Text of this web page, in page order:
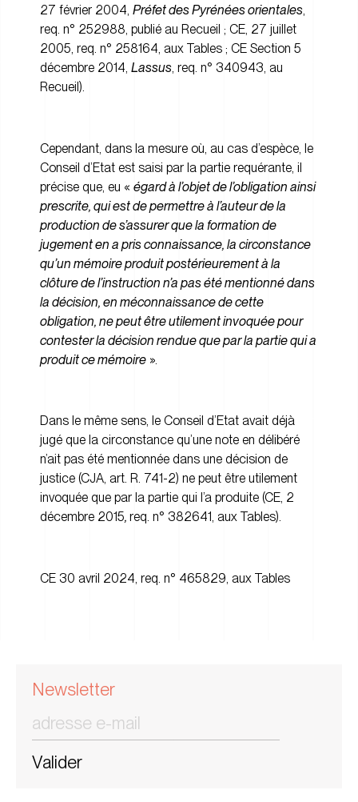
27 février 2004, Préfet des Pyrénées orientales
req. n° 252988, publié au Recueil ; CE, 27 juillet
2005, req. n° 258164, aux Tables ; CE Section 5
décembre 2014, Lassus , req. n° 340943, au
Recueil).
Cependant, dans la mesure où, au cas d’espèce, le
Conseil d’Etat est saisi par la partie requérante, il
précise que, eu « égard à l’objet de l’obligation ainsi
prescrite, qui est de permettre à l’auteur de la
production de s’assurer que la formation de
jugement en a pris connaissance, la circonstance
qu’un mémoire produit postérieurement à la
clôture de l’instruction n’a pas été mentionné dans
la décision, en méconnaissance de cette
obligation, ne peut être utilement invoquée pour
contester la décision rendue que par la partie qui a
produit ce mémoire ».
Dans le même sens, le Conseil d’Etat avait déjà
jugé que la circonstance qu’une note en délibéré
n’ait pas été mentionnée dans une décision de
justice (CJA, art. R. 741-2) ne peut être utilement
invoquée que par la partie qui l’a produite (CE, 2
décembre 2015, req. n° 382641, aux Tables).
CE 30 avril 2024, req. n° 465829, aux Tables
Newsletter
Valider